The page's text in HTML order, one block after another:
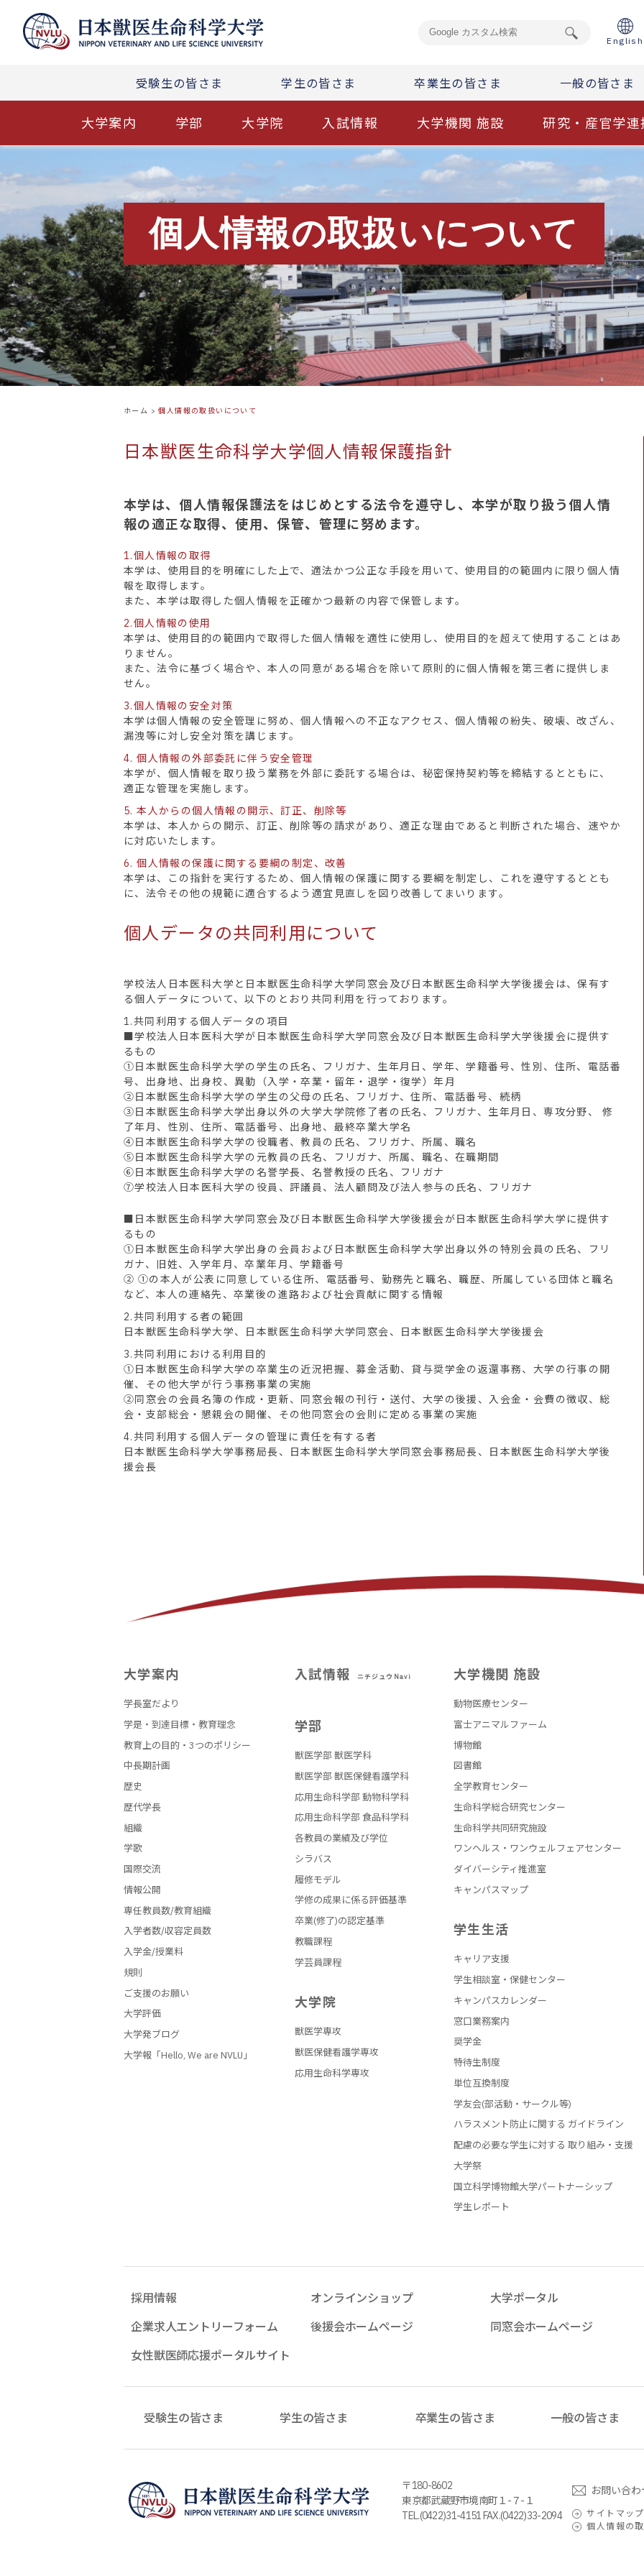
English
受験生の皆さま 学生の皆さま 卒業生の皆さま 一般の皆さま
大学案内 学部 大学院 入試情報 大学機関 施設 研究・産官学連
個人情報の取扱いについて
ホーム >個人情報の取扱いについて
日本獣医生命科学大学個人情報保護指針
本学は、個人情報保護法をはじめとする法令を遵守し、本学が取り扱う個人情
報の適正な取得、使用、保管、管理に努めます。
1.個人情報の取得
本学は、使用目的を明確にした上で、適法かつ公正な手段を用いて、使用目的の範囲内に限り個人情
報を取得します。
また、本学は取得した個人情報を正確かつ最新の内容で保管します。
2.個人情報の使用
本学は、使用目的の範囲内で取得した個人情報を適性に使用し、使用目的を超えて使用することはあ
りません。
また、法令に基づく場合や、本人の同意がある場合を除いて原則的に個人情報を第三者に提供しま
せん。
3.個人情報の安全対策
本学は個人情報の安全管理に努め、個人情報への不正なアクセス、個人情報の紛失、破壊、改ざん、
漏洩等に対し安全対策を講じます。
4. 個人情報の外部委託に伴う安全管理
本学が、個人情報を取り扱う業務を外部に委託する場合は、秘密保持契約等を締結するとともに、
適正な管理を実施します。
5. 本人からの個人情報の開示、訂正、削除等
本学は、本人からの開示、訂正、削除等の請求があり、適正な理由であると判断された場合、速やか
に対応いたします。
6. 個人情報の保護に関する要綱の制定、改善
本学は、この指針を実行するため、個人情報の保護に関する要綱を制定し、これを遵守するととも
に、法令その他の規範に適合するよう適宜見直しを図り改善してまいります。
個人データの共同利用について
学校法人日本医科大学と日本獣医生命科学大学同窓会及び日本獣医生命科学大学後援会は、保有す
る個人データについて、以下のとおり共同利用を行っております。
1.共同利用する個人データの項目
■学校法人日本医科大学が日本獣医生命科学大学同窓会及び日本獣医生命科学大学後援会に提供す
るもの
①日本獣医生命科学大学の学生の氏名、フリガナ、生年月日、学年、学籍番号、性別、住所、電話番
号、出身地、出身校、異動（入学・卒業・留年・退学・復学）年月
②日本獣医生命科学大学の学生の父母の氏名、フリガナ、住所、電話番号、続柄
③日本獣医生命科学大学出身以外の大学大学院修了者の氏名、フリガナ、生年月日、専攻分野、 修
了年月、性別、住所、電話番号、出身地、最終卒業大学名
④日本獣医生命科学大学の役職者、教員の氏名、フリガナ、所属、職名
⑤日本獣医生命科学大学の元教員の氏名、フリガナ、所属、職名、在職期間
⑥日本獣医生命科学大学の名誉学長、名誉教授の氏名、フリガナ
⑦学校法人日本医科大学の役員、評議員、法人顧問及び法人参与の氏名、フリガナ
■日本獣医生命科学大学同窓会及び日本獣医生命科学大学後援会が日本獣医生命科学大学に提供す
るもの
①日本獣医生命科学大学出身の会員および日本獣医生命科学大学出身以外の特別会員の氏名、フリ
ガナ、旧姓、入学年月、卒業年月、学籍番号
② ①の本人が公表に同意している住所、電話番号、勤務先と職名、職歴、所属している団体と職名
など、本人の連絡先、卒業後の進路および社会貢献に関する情報
2.共同利用する者の範囲
日本獣医生命科学大学、日本獣医生命科学大学同窓会、日本獣医生命科学大学後援会
3.共同利用における利用目的
①日本獣医生命科学大学の卒業生の近況把握、募金活動、貸与奨学金の返還事務、大学の行事の開
催、その他大学が行う事務事業の実施
②同窓会の会員名簿の作成・更新、同窓会報の刊行・送付、大学の後援、入会金・会費の徴収、総
会・支部総会・懇親会の開催、その他同窓会の会則に定める事業の実施
4.共同利用する個人データの管理に責任を有する者
日本獣医生命科学大学事務局長、日本獣医生命科学大学同窓会事務局長、日本獣医生命科学大学後
援会長
大学案内
学長室だより
学是・到達目標・教育理念
教育上の目的・3つのポリシー
中長期計画
歴史
歴代学長
組織
学歌
国際交流
情報公開
専任教員数/教育組織
入学者数/収容定員数
入学金/授業料
規則
ご支援のお願い
大学評価
大学発ブログ
大学報「Hello, We are NVLU」
入試情報 ニチジュウNavi
学部
獣医学部 獣医学科
獣医学部 獣医保健看護学科
応用生命科学部 動物科学科
応用生命科学部 食品科学科
各教員の業績及び学位
シラバス
履修モデル
学修の成果に係る評価基準
卒業(修了)の認定基準
教職課程
学芸員課程
大学院
獣医学専攻
獣医保健看護学専攻
応用生命科学専攻
大学機関 施設
動物医療センター
富士アニマルファーム
博物館
図書館
全学教育センター
生命科学総合研究センター
生命科学共同研究施設
ワンヘルス・ワンウェルフェアセンター
ダイバーシティ推進室
キャンパスマップ
学生生活
キャリア支援
学生相談室・保健センター
キャンパスカレンダー
窓口業務案内
奨学金
特待生制度
単位互換制度
学友会(部活動・サークル等)
ハラスメント防止に関する ガイドライン
配慮の必要な学生に対する 取り組み・支援
大学祭
国立科学博物館大学パートナーシップ
学生レポート
採用情報 オンラインショップ 大学ポータル
企業求人エントリーフォーム
後援会ホームページ 同窓会ホームページ
女性獣医師応援ポータルサイト
受験生の皆さま 学生の皆さま 卒業生の皆さま 一般の皆さま
〒180-8602
東京都武蔵野市境南町１-７-１
TEL.(0422)31-4151 FAX.(0422)33-2094
お問い合わ
サイトマップ
個人情報の